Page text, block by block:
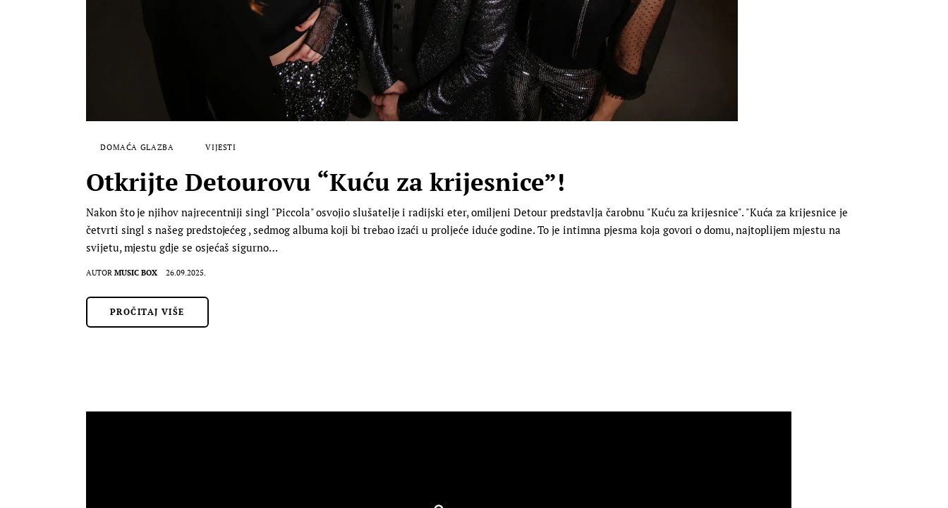
DOMAĆA GLAZBA VIJESTI
Otkrijte Detourovu “Kuću za krijesnice”!
Nakon što je njihov najrecentniji singl "Piccola" osvojio slušatelje i radijski eter, omiljeni Detour predstavlja čarobnu "Kuću za krijesnice". "Kuća za krijesnice je
četvrti singl s našeg predstojećeg , sedmog albuma koji bi trebao izaći u proljeće iduće godine. To je intimna pjesma koja govori o domu, najtoplijem mjestu na
svijetu, mjestu gdje se osjećaš sigurno…
AUTOR MUSIC BOX 26.09.2025.
PROČITAJ VIŠE